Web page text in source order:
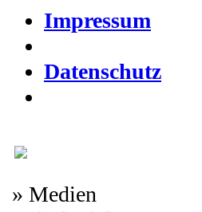
Impressum
Datenschutz
» Medien